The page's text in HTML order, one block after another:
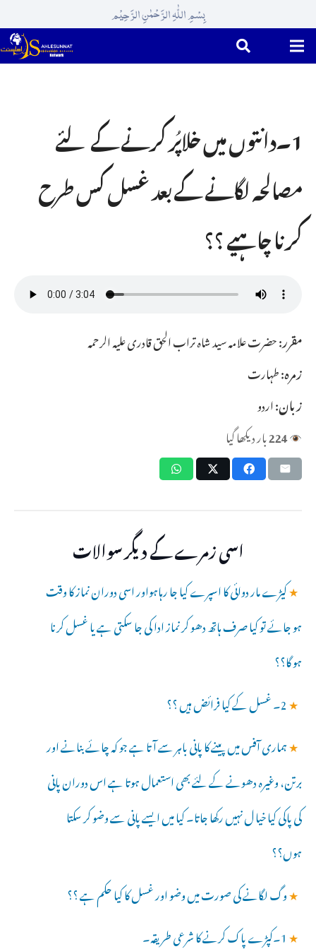
بِسْمِ اللّٰہِ الرَّحْمٰنِ الرَّحِیْم
1۔دانتوں میں خلاپُر کرنے کے لئے
مصالحہ لگانے کے بعد غسل کس طرح
کرنا چاہیے ؟؟
مقرر:حضرت علامہ سید شاہ تراب الحق قادری علیہ الرحمہ
زمرہ:طہارت
زبان:اردو
224بار دیکھا گیا
اسی زمرے کے دیگر سوالات
★کیڑے مار دوائی کا اسپرے کیا جا رہاہواور اسی دوران نماز کا وقت
ہو جائے تو کیا صرف ہاتھ دھو کر نماز ادا کی جا سکتی ہے یا غسل کرنا
ہو گا؟؟
★2۔ غسل کے کیا فرائض ہیں ؟؟
★ہماری آفس میں پینے کا پانی باہر سے آتا ہے جو کہ چائے بنانے اور
برتن، وغیرہ دھونے کے لئے بھی استعمال ہوتا ہے اس دوران پانی
کی پاکی کیا خیا ل نہیں رکھا جاتا۔ کیا میں ایسے پانی سے وضو کر سکتا
ہوں؟؟
★وگ لگانے کی صورت میں وضو اور غسل کا کیا حکم ہے ؟؟
★1۔کپڑے پاک کرنے کا شرعی طریقہ۔